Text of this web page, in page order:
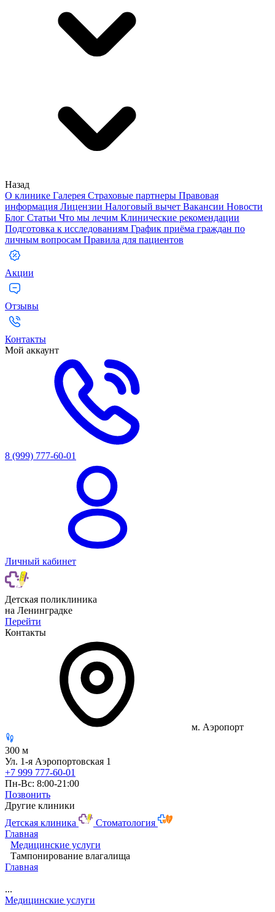
Назад
О клинике Галерея Страховые партнеры Правовая
информация Лицензии Налоговый вычет Вакансии Новости
Блог Статьи Что мы лечим Клинические рекомендации
Подготовка к исследованиям График приёма граждан по
личным вопросам Правила для пациентов
Акции
Отзывы
Контакты
Мой аккаунт
8 (999) 777-60-01
Личный кабинет
Детская поликлиника
на Ленинградке
Перейти
Контакты
м. Аэропорт
300 м
Ул. 1-я Аэропортовская 1
+7 999 777-60-01
Пн-Вс: 8:00-21:00
Позвонить
Другие клиники
Детская клиника
Стоматология
Главная
Медицинские услуги
Тампонирование влагалища
Главная
...
Медицинские услуги